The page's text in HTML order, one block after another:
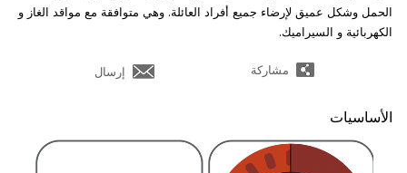
الحمل وشكل عميق لإرضاء جميع أفراد العائلة. وهي متوافقة مع مواقد الغاز و
الكهربائية و السيراميك.
مشاركة إرسال
الأساسيات